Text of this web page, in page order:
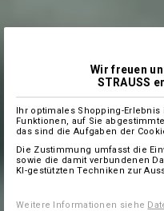
Wir freuen
STRAUSS
Ihr optimales Shopping-
Funktionen, auf Sie
das sind die Aufgaben der
Die Zustimmung umfasst die
sowie die damit verbundenen
KI-gestützten Techniken zur
Weitere Informationen siehe